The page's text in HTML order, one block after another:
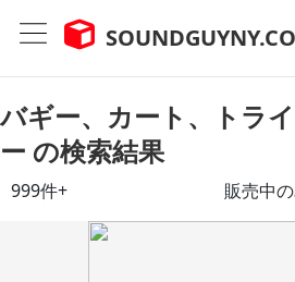
バギー、カート、トラ
ー の検索結果
999件+ 販売中